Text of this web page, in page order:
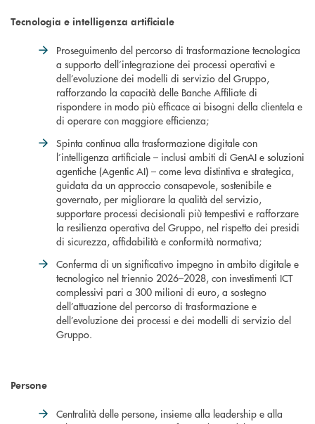
Tecnologia e intelligenza artificiale
Proseguimento del percorso di trasformazione tecnologica
a supporto dell’integrazione dei processi operativi e
dell’evoluzione dei modelli di servizio del Gruppo,
rafforzando la capacità delle Banche Affiliate di
rispondere in modo più efficace ai bisogni della clientela e
di operare con maggiore efficienza;
Spinta continua alla trasformazione digitale con
l’intelligenza artificiale – inclusi ambiti di GenAI e soluzioni
agentiche (Agentic AI) – come leva distintiva e strategica,
guidata da un approccio consapevole, sostenibile e
governato, per migliorare la qualità del servizio,
supportare processi decisionali più tempestivi e rafforzare
la resilienza operativa del Gruppo, nel rispetto dei presidi
di sicurezza, affidabilità e conformità normativa;
Conferma di un significativo impegno in ambito digitale e
tecnologico nel triennio 2026–2028, con investimenti ICT
complessivi pari a 300 milioni di euro, a sostegno
dell’attuazione del percorso di trasformazione e
dell’evoluzione dei processi e dei modelli di servizio del
Gruppo.
Persone
Centralità delle persone, insieme alla leadership e alla